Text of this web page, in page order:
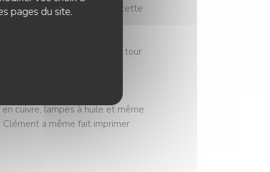
pages du site.
j’ai quasiment grandi dans cette
», il s’est mis à faire le tour
décorer le nouvel
cuivre, lampes à huile et même
a même fait imprimer